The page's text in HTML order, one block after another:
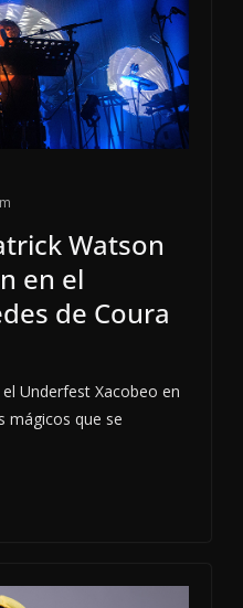
Watson
en el
de Coura
Underfest Xacobeo en
mágicos que se